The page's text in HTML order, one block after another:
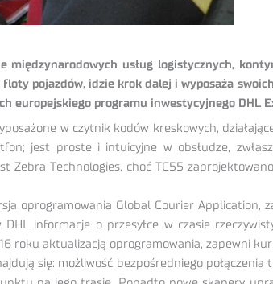
międzynarodowych usług logistycznych,
pojazdów, idzie krok dalej i wyposaża
europejskiego programu inwestycyjnego DHL
w czytnik kodów kreskowych,
jest proste i intuicyjne w obsłudze,
Zebra Technologies, choć TC55
oprogramowania Global Courier Application,
informacje o przesyłce w czasie
roku aktualizacją oprogramowania, zapewni
się: możliwość bezpośredniego